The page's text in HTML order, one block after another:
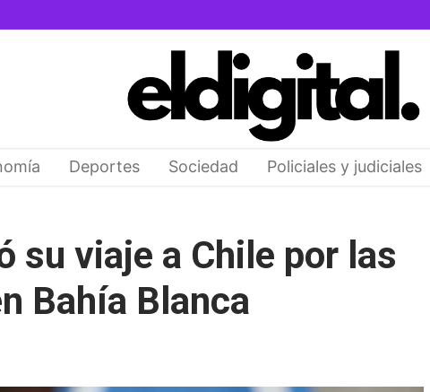
Deportes Sociedad Policiales y judiciales
su viaje a Chile por las
Bahía Blanca